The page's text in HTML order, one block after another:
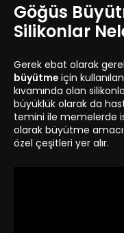
Göğüs
Silikonlar
Gerek ebat olarak
büyütme için
kıvamında olan
büyüklük olarak da
temini ile memelerde
olarak büyütme amacı
özel çeşitleri yer alır.